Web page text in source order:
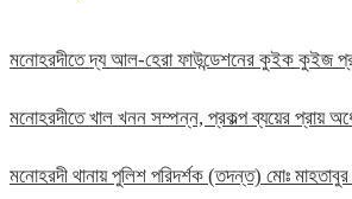
মনোহরদীতে দ্য আল-হেরা ফাউন্ডেশনের কুইক কুইজ
মনোহরদীতে খাল খনন সম্পন্ন, প্রকল্প ব্যয়ের প্রায়
মনোহরদী থানায় পুলিশ পরিদর্শক (তদন্ত) মোঃ মাহতাবুর